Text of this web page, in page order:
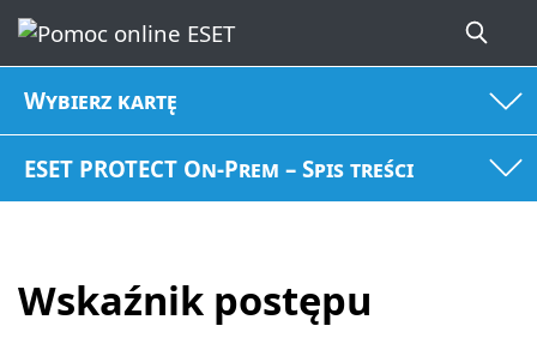
Wybierz kartę
ESET PROTECT On-Prem – Spis treści
Wskaźnik postępu